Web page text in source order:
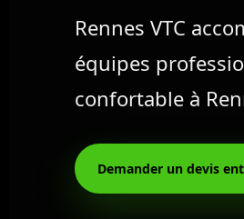
Rennes VTC
équipes
confortable à
Demander un devis